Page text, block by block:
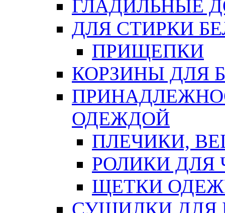
ГЛАДИЛЬНЫЕ
ДЛЯ СТИРКИ
ПРИЩЕПКИ
КОРЗИНЫ ДЛЯ
ОДЕЖДОЙ
ПЛЕЧИКИ,
РОЛИКИ ДЛЯ
ЩЕТКИ